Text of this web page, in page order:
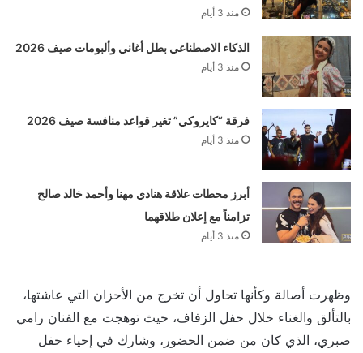
منذ 3 أيام
الذكاء الاصطناعي بطل أغاني وألبومات صيف 2026
منذ 3 أيام
فرقة “كايروكي” تغير قواعد منافسة صيف 2026
منذ 3 أيام
أبرز محطات علاقة هنادي مهنا وأحمد خالد صالح
تزامناً مع إعلان طلاقهما
منذ 3 أيام
وظهرت أصالة وكأنها تحاول أن تخرج من الأحزان التي عاشتها،
بالتألق والغناء خلال حفل الزفاف، حيث توهجت مع الفنان رامي
صبري، الذي كان من ضمن الحضور، وشارك في إحياء حفل